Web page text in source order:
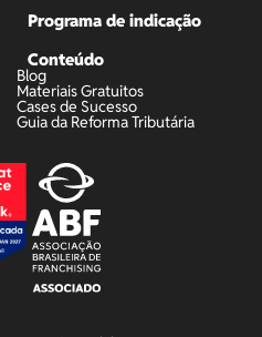
Programa de indicação
Conteúdo
Blog
Materiais Gratuitos
Cases de Sucesso
Guia da Reforma Tributária